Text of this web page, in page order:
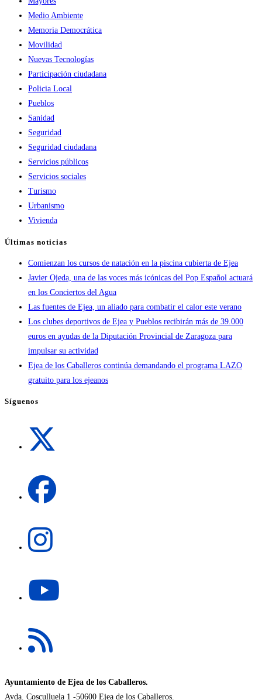
Medio Ambiente
Memoria Democrática
Movilidad
Nuevas Tecnologías
Participación ciudadana
Policia Local
Pueblos
Sanidad
Seguridad
Seguridad ciudadana
Servicios públicos
Servicios sociales
Turismo
Urbanismo
Vivienda
Últimas noticias
Comienzan los cursos de natación en la piscina cubierta de Ejea
Javier Ojeda, una de las voces más icónicas del Pop Español actuará
en los Conciertos del Agua
Las fuentes de Ejea, un aliado para combatir el calor este verano
Los clubes deportivos de Ejea y Pueblos recibirán más de 39.000
euros en ayudas de la Diputación Provincial de Zaragoza para
impulsar su actividad
Ejea de los Caballeros continúa demandando el programa LAZO
gratuito para los ejeanos
Síguenos
pestaña
abre
abre
nueva
pestaña
en
nueva
pestaña
Ayuntamiento de Ejea de los Caballeros.
Avda. Cosculluela 1 -50600 Ejea de los Caballeros.